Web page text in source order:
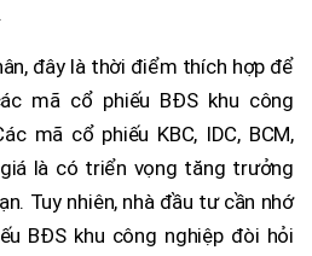
đây là thời điểm thích hợp để
mã cổ phiếu BĐS khu công
mã cổ phiếu KBC, IDC, BCM,
là có triển vọng tăng trưởng
Tuy nhiên, nhà đầu tư cần nhớ
BĐS khu công nghiệp đòi hỏi